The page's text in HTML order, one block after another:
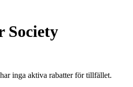
Society
inga aktiva rabatter för tillfället.